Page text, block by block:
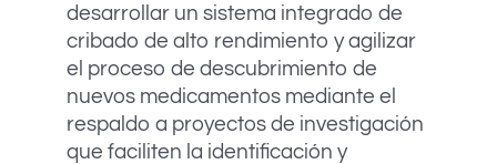
desarrollar un sistema integrado de
cribado de alto rendimiento y agilizar
el proceso de descubrimiento de
nuevos medicamentos mediante el
respaldo a proyectos de investigación
que faciliten la identificación y